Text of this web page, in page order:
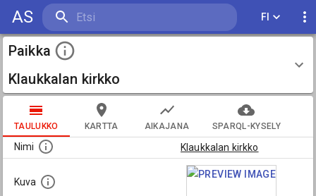
AS FI
Paikka
Klaukkalan kirkko
TAULUKKO KARTTA AIKAJANA SPARQL-KYSELY
Nimi Klaukkalan kirkko
Kuva